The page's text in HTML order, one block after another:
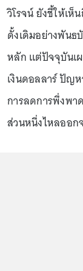
วิโรจน์ ยังชี้ให้เ
ดั้งเดิมอย่างพันธ
หลัก แต่ปัจจุบันเ
เงินดอลลาร์ ปัญ
การลดการพึ่งพา
ส่วนหนึ่งไหลออก